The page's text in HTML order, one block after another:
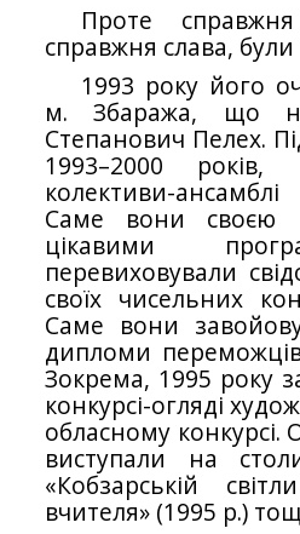
Проте
справжня слава,
1993 року його
м. Збаража, що на
Степанович Пелех.
1993–2000
колективи-
Саме вони своєю
цікавими
перевиховували
своїх чисельних
Саме вони
дипломи
Зокрема, 1995 року
конкурсі-огляді
обласному конкурсі.
виступали на
«Кобзарській
вчителя» (1995 р.)